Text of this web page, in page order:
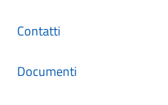
Contatti
Documenti